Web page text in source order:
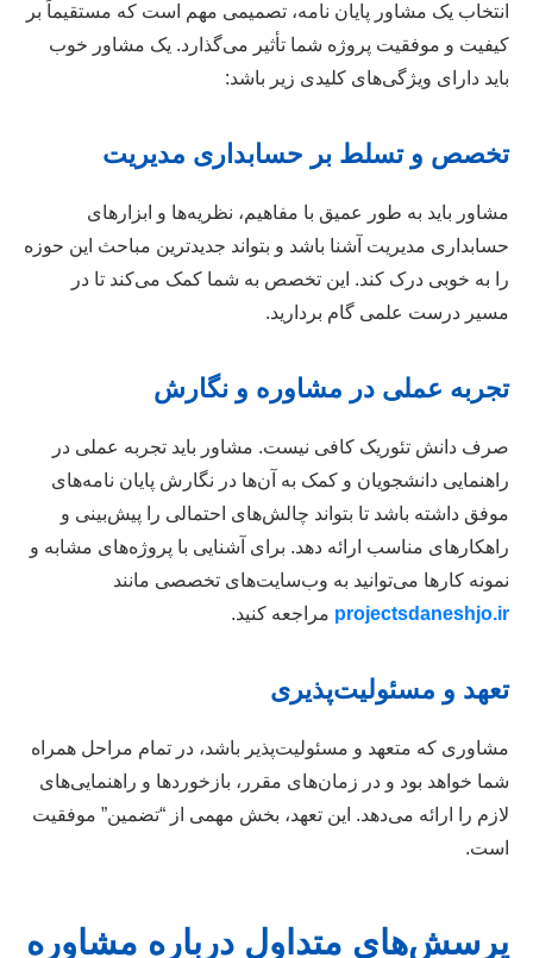
انتخاب یک مشاور پایان نامه، تصمیمی مهم است که مستقیماً بر
کیفیت و موفقیت پروژه شما تأثیر می‌گذارد. یک مشاور خوب
باید دارای ویژگی‌های کلیدی زیر باشد:
تخصص و تسلط بر حسابداری مدیریت
مشاور باید به طور عمیق با مفاهیم، نظریه‌ها و ابزارهای
حسابداری مدیریت آشنا باشد و بتواند جدیدترین مباحث این حوزه
را به خوبی درک کند. این تخصص به شما کمک می‌کند تا در
مسیر درست علمی گام بردارید.
تجربه عملی در مشاوره و نگارش
صرف دانش تئوریک کافی نیست. مشاور باید تجربه عملی در
راهنمایی دانشجویان و کمک به آن‌ها در نگارش پایان نامه‌های
موفق داشته باشد تا بتواند چالش‌های احتمالی را پیش‌بینی و
راهکارهای مناسب ارائه دهد. برای آشنایی با پروژه‌های مشابه و
نمونه کارها می‌توانید به وب‌سایت‌های تخصصی مانند
projectsdaneshjo.ir مراجعه کنید.
تعهد و مسئولیت‌پذیری
مشاوری که متعهد و مسئولیت‌پذیر باشد، در تمام مراحل همراه
شما خواهد بود و در زمان‌های مقرر، بازخوردها و راهنمایی‌های
لازم را ارائه می‌دهد. این تعهد، بخش مهمی از “تضمین” موفقیت
است.
پرسش‌های متداول درباره مشاوره